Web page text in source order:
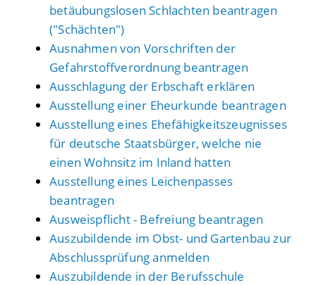
betäubungslosen Schlachten beantragen
("Schächten")
Ausnahmen von Vorschriften der
Gefahrstoffverordnung beantragen
Ausschlagung der Erbschaft erklären
Ausstellung einer Eheurkunde beantragen
Ausstellung eines Ehefähigkeitszeugnisses
für deutsche Staatsbürger, welche nie
einen Wohnsitz im Inland hatten
Ausstellung eines Leichenpasses
beantragen
Ausweispflicht - Befreiung beantragen
Auszubildende im Obst- und Gartenbau zur
Abschlussprüfung anmelden
Auszubildende in der Berufsschule